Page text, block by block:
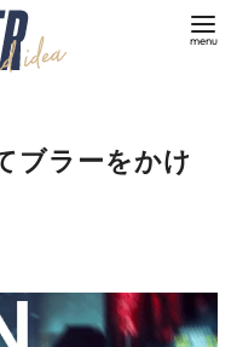
ブラーをかけ